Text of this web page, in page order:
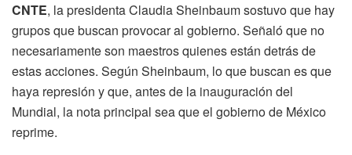
CNTE, la presidenta Claudia Sheinbaum sostuvo que hay
grupos que buscan provocar al gobierno. Señaló que no
necesariamente son maestros quienes están detrás de
estas acciones. Según Sheinbaum, lo que buscan es que
haya represión y que, antes de la inauguración del
Mundial, la nota principal sea que el gobierno de México
reprime.